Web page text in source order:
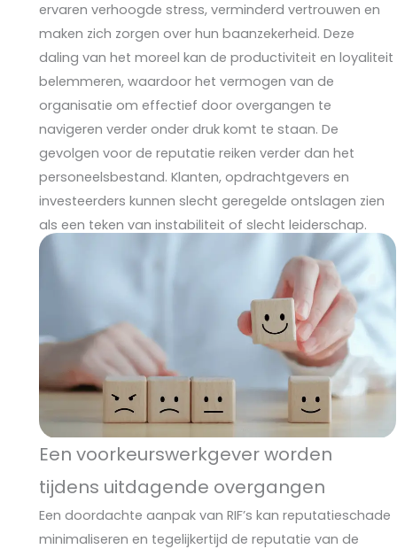
ervaren verhoogde stress, verminderd vertrouwen en
maken zich zorgen over hun baanzekerheid. Deze
daling van het moreel kan de productiviteit en loyaliteit
belemmeren, waardoor het vermogen van de
organisatie om effectief door overgangen te
navigeren verder onder druk komt te staan. De
gevolgen voor de reputatie reiken verder dan het
personeelsbestand. Klanten, opdrachtgevers en
investeerders kunnen slecht geregelde ontslagen zien
als een teken van instabiliteit of slecht leiderschap.
Een voorkeurswerkgever worden
tijdens uitdagende overgangen
Een doordachte aanpak van RIF’s kan reputatieschade
minimaliseren en tegelijkertijd de reputatie van de